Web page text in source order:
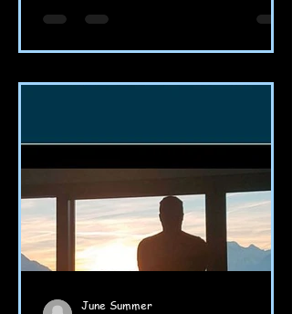
June Summer